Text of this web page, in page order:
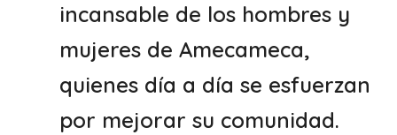
incansable de los hombres y
mujeres de Amecameca,
quienes día a día se esfuerzan
por mejorar su comunidad.